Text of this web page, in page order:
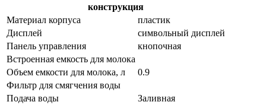
конструкция
Материал корпуса
пластик
Дисплей
символьный дисплей
Панель управления
кнопочная
Встроенная емкость для молока
Объем емкости для молока, л
0.9
Фильтр для смягчения воды
Подача воды
Заливная